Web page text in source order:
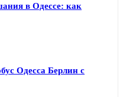
в Одессе: как
Одесса Берлин с